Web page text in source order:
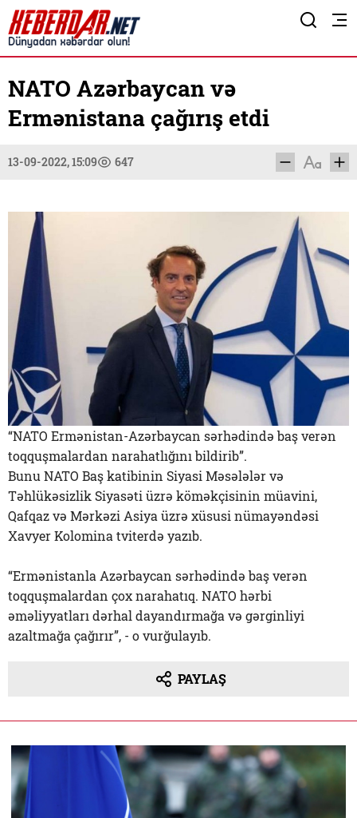
NATO Azərbaycan və
Ermənistana çağırış etdi
13-09-2022, 15:09 647
“NATO Ermənistan-Azərbaycan sərhədində baş verən
toqquşmalardan narahatlığını bildirib”.
Bunu NATO Baş katibinin Siyasi Məsələlər və
Təhlükəsizlik Siyasəti üzrə köməkçisinin müavini,
Qafqaz və Mərkəzi Asiya üzrə xüsusi nümayəndəsi
Xavyer Kolomina tviterdə yazıb.
“Ermənistanla Azərbaycan sərhədində baş verən
toqquşmalardan çox narahatıq. NATO hərbi
əməliyyatları dərhal dayandırmağa və gərginliyi
azaltmağa çağırır”, - o vurğulayıb.
PAYLAŞ